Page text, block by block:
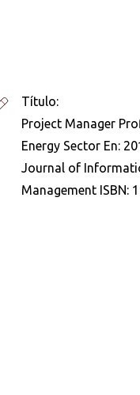
Título:
Project Manager
Energy Sector En:
Journal of
Management ISBN: